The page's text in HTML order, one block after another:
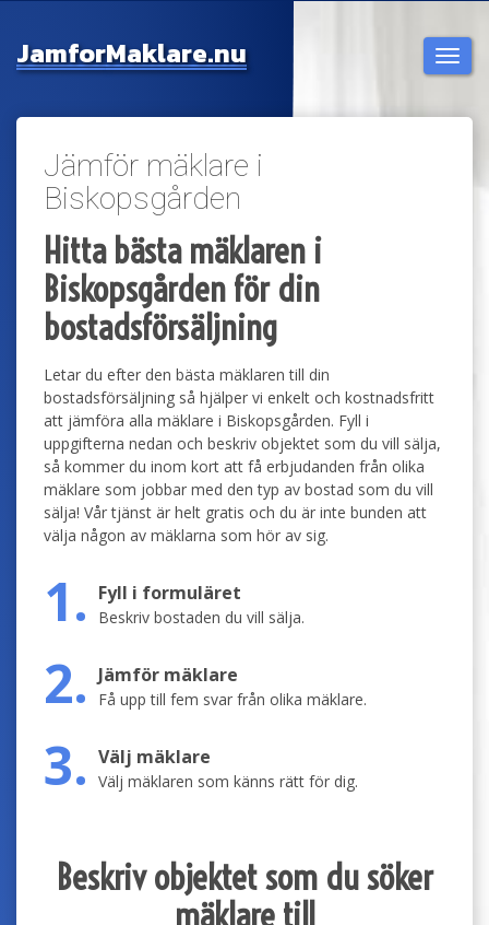
JamforMaklare.nu
Jämför mäklare i
Biskopsgården
Hitta bästa mäklaren i
Biskopsgården för din
bostadsförsäljning
Letar du efter den bästa mäklaren till din
bostadsförsäljning så hjälper vi enkelt och kostnadsfritt
att jämföra alla mäklare i Biskopsgården. Fyll i
uppgifterna nedan och beskriv objektet som du vill sälja,
så kommer du inom kort att få erbjudanden från olika
mäklare som jobbar med den typ av bostad som du vill
sälja! Vår tjänst är helt gratis och du är inte bunden att
välja någon av mäklarna som hör av sig.
1. Fyll i formuläret
Beskriv bostaden du vill sälja.
2. Jämför mäklare
Få upp till fem svar från olika mäklare.
3. Välj mäklare
Välj mäklaren som känns rätt för dig.
Beskriv objektet som du söker
mäklare till